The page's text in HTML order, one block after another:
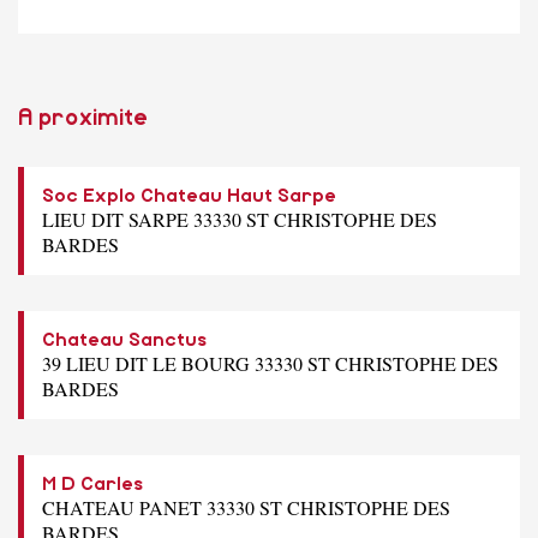
A proximite
Soc Explo Chateau Haut Sarpe
LIEU DIT SARPE 33330 ST CHRISTOPHE DES
BARDES
Chateau Sanctus
39 LIEU DIT LE BOURG 33330 ST CHRISTOPHE DES
BARDES
M D Carles
CHATEAU PANET 33330 ST CHRISTOPHE DES
BARDES